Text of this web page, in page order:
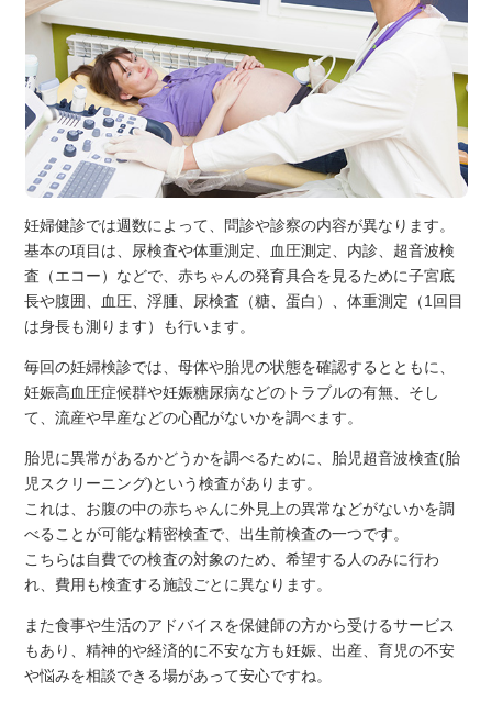
妊婦健診では週数によって、問診や診察の内容が異なります。
基本の項目は、尿検査や体重測定、血圧測定、内診、超音波検
査（エコー）などで、赤ちゃんの発育具合を見るために子宮底
長や腹囲、血圧、浮腫、尿検査（糖、蛋白）、体重測定（1回目
は身長も測ります）も行います。
毎回の妊婦検診では、母体や胎児の状態を確認するとともに、
妊娠高血圧症候群や妊娠糖尿病などのトラブルの有無、そし
て、流産や早産などの心配がないかを調べます。
胎児に異常があるかどうかを調べるために、胎児超音波検査(胎
児スクリーニング)という検査があります。
これは、お腹の中の赤ちゃんに外見上の異常などがないかを調
べることが可能な精密検査で、出生前検査の一つです。
こちらは自費での検査の対象のため、希望する人のみに行わ
れ、費用も検査する施設ごとに異なります。
また食事や生活のアドバイスを保健師の方から受けるサービス
もあり、精神的や経済的に不安な方も妊娠、出産、育児の不安
や悩みを相談できる場があって安心ですね。